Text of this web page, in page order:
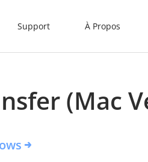
Support À Propos
(Mac